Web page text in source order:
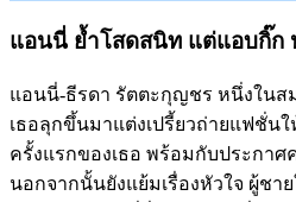
แอนนี่ ย้ำโสดสนิท แต่แอบกิ๊ก
แอนนี่-ธีรดา รัตตะกุญชร หนึ่งในส
เธอลุกขึ้นมาแต่งเปรี้ยวถ่ายแฟชั่น
ครั้งแรกของเธอ พร้อมกับประกาศ
นอกจากนั้นยังแย้มเรื่องหัวใจ ผู้ชา